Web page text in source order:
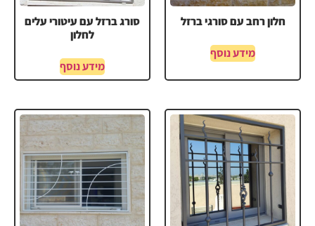
חלון רחב עם סורגי ברזל
מידע נוסף
סורג ברזל עם עיטורי עלים
לחלון
מידע נוסף